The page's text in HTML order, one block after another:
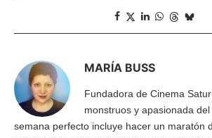
MARÍA BUSS
Fundadora de Cinema
monstruos y apasionada
semana perfecto incluye hacer un maratón